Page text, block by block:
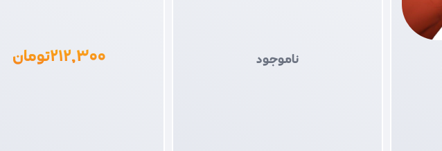
ناموجود ۲۱۲,۳۰۰تومان